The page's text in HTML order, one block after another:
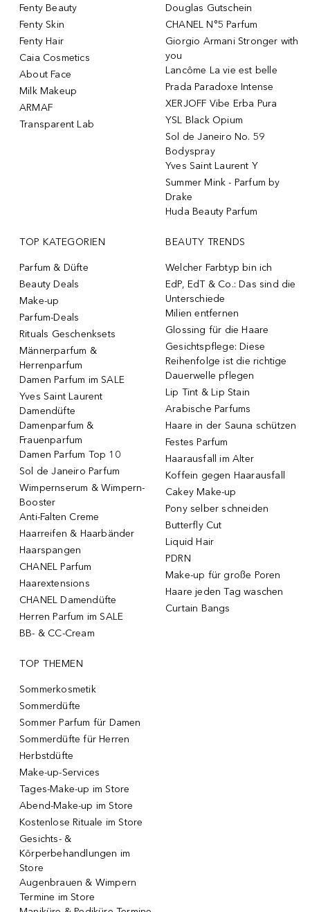
Fenty Beauty
Fenty Skin
Fenty Hair
Caia Cosmetics
About Face
Milk Makeup
ARMAF
Transparent Lab
Douglas Gutschein
CHANEL N°5 Parfum
Giorgio Armani Stronger with
you
Lancôme La vie est belle
Prada Paradoxe Intense
XERJOFF Vibe Erba Pura
YSL Black Opium
Sol de Janeiro No. 59
Bodyspray
Yves Saint Laurent Y
Summer Mink - Parfum by
Drake
Huda Beauty Parfum
TOP KATEGORIEN
Parfum & Düfte
Beauty Deals
Make-up
Parfum-Deals
Rituals Geschenksets
Männerparfum &
Herrenparfum
Damen Parfum im SALE
Yves Saint Laurent
Damendüfte
Damenparfum &
Frauenparfum
Damen Parfum Top 10
Sol de Janeiro Parfum
Wimpernserum & Wimpern-
Booster
Anti-Falten Creme
Haarreifen & Haarbänder
Haarspangen
CHANEL Parfum
Haarextensions
CHANEL Damendüfte
Herren Parfum im SALE
BB- & CC-Cream
BEAUTY TRENDS
Welcher Farbtyp bin ich
EdP, EdT & Co.: Das sind die
Unterschiede
Milien entfernen
Glossing für die Haare
Gesichtspflege: Diese
Reihenfolge ist die richtige
Dauerwelle pflegen
Lip Tint & Lip Stain
Arabische Parfums
Haare in der Sauna schützen
Festes Parfum
Haarausfall im Alter
Koffein gegen Haarausfall
Cakey Make-up
Pony selber schneiden
Butterfly Cut
Liquid Hair
PDRN
Make-up für große Poren
Haare jeden Tag waschen
Curtain Bangs
TOP THEMEN
Sommerkosmetik
Sommerdüfte
Sommer Parfum für Damen
Sommerdüfte für Herren
Herbstdüfte
Make-up-Services
Tages-Make-up im Store
Abend-Make-up im Store
Kostenlose Rituale im Store
Gesichts- &
Körperbehandlungen im
Store
Augenbrauen & Wimpern
Termine im Store